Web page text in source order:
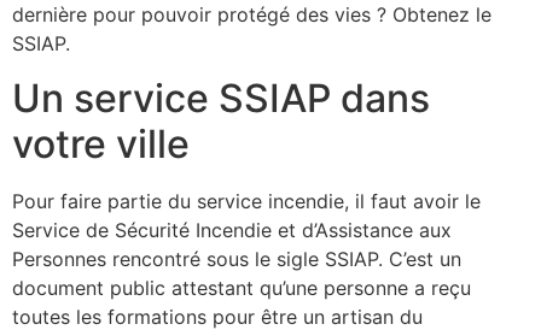
dernière pour pouvoir protégé des vies ? Obtenez le
SSIAP.
Un service SSIAP dans
votre ville
Pour faire partie du service incendie, il faut avoir le
Service de Sécurité Incendie et d’Assistance aux
Personnes rencontré sous le sigle SSIAP. C’est un
document public attestant qu’une personne a reçu
toutes les formations pour être un artisan du